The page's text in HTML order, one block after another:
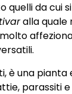
da cui si
alla quale
è una
parassiti e